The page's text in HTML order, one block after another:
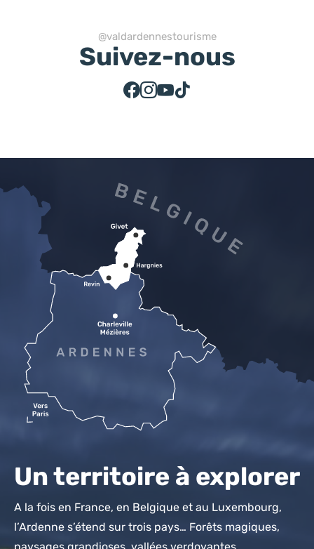
@valdardennestourisme
Suivez-nous
Suivez-nous sur Facebook
Suivez-nous sur Instagram
Suivez-nous sur Youtube
Suivez-nous sur Tiktok
Un territoire à explorer
A la fois en France, en Belgique et au Luxembourg,
l’Ardenne s’étend sur trois pays… Forêts magiques,